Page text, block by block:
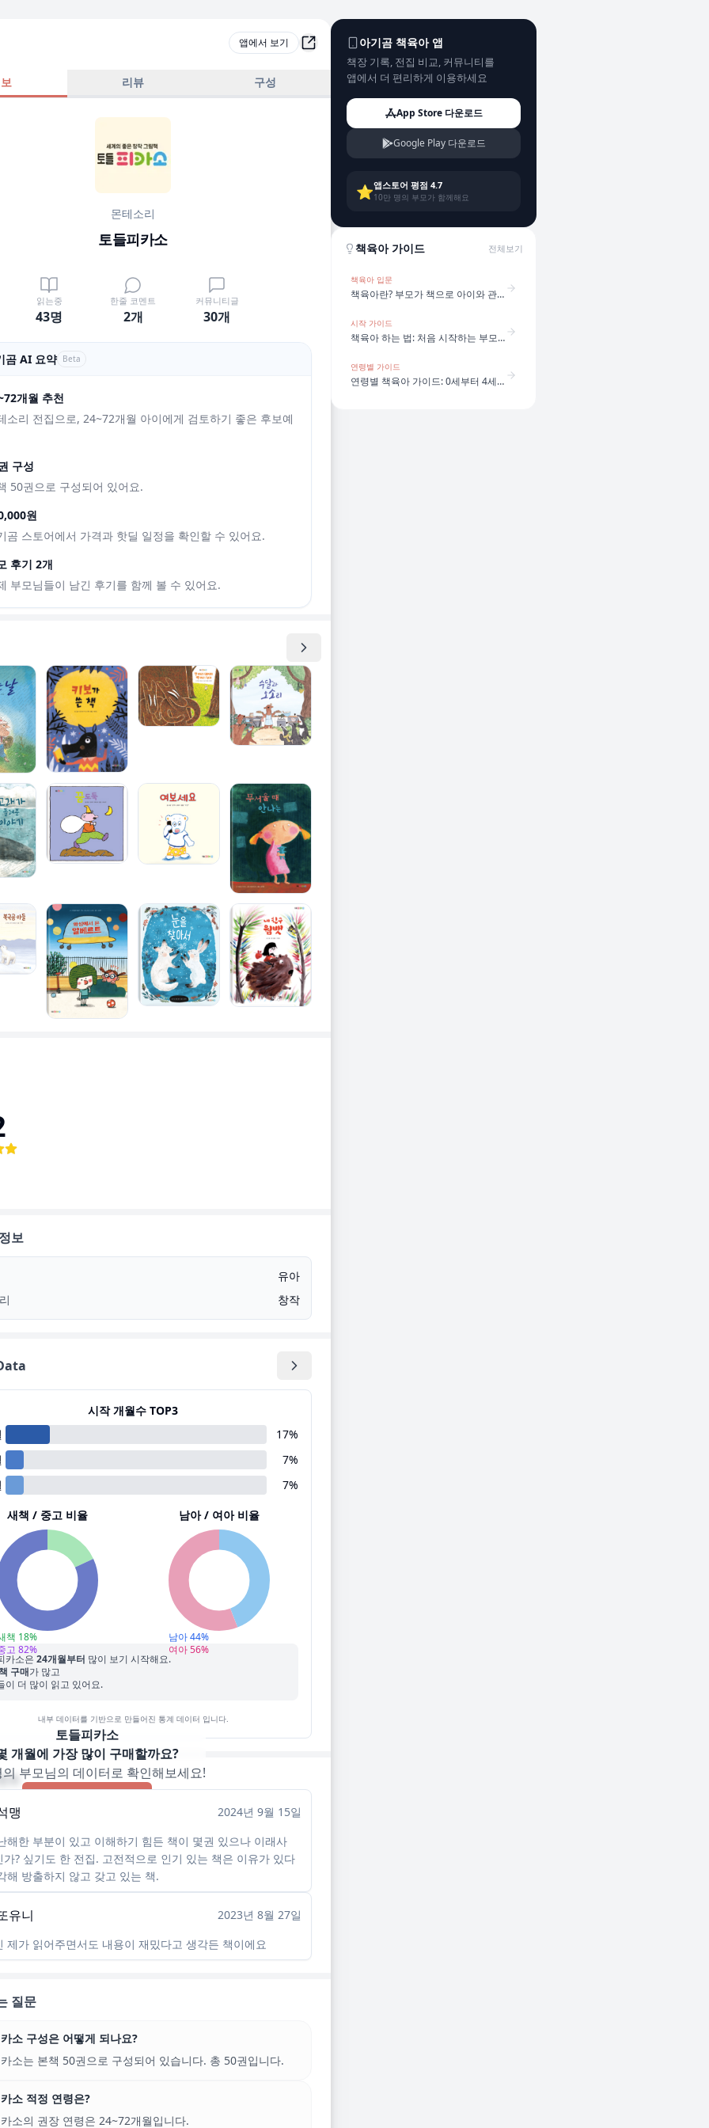
앱에서 보기
리뷰 구성
몬테소리
토들피카소
읽는중
43명
한줄 코멘트
2개
커뮤니티글
30개
곰 AI 요약 Beta
개월 추천
소리 전집으로, 24~72개월 아이에게 검토하기 좋은 후보예
구성
50권으로 구성되어 있어요.
원
곰 스토어에서 가격과 핫딜 일정을 확인할 수 있어요.
후기 2개
부모님들이 남긴 후기를 함께 볼 수 있어요.
보
유아
창작
시작 개월수 TOP3
17%
7%
7%
새책 / 중고 비율
책 18%
고 82%
남아 / 여아 비율
남아 44%
여아 56%
카소은 24개월부터 많이 보기 시작해요.
구매가 많고
이 더 많이 읽고 있어요.
내부 데이터를 기반으로 만들어진 통계 데이터 입니다.
토들피카소
개월에 가장 많이 구매할까요?
부모님의 데이터로 확인해보세요!
트
맹
2024년 9월 15일
해한 부분이 있고 이해하기 힘든 책이 몇권 있으나 이래사
가? 싶기도 한 전집. 고전적으로 인기 있는 책은 이유가 있다
해 방출하지 않고 갖고 있는 책.
유니
2023년 8월 27일
제가 읽어주면서도 내용이 재밌다고 생각든 책이에요
질문
소 구성은 어떻게 되나요?
소는 본책 50권으로 구성되어 있습니다. 총 50권입니다.
소 적정 연령은?
소의 권장 연령은 24~72개월입니다.
아기곰 책육아 앱
책장 기록, 전집 비교, 커뮤니티를
앱에서 더 편리하게 이용하세요
App Store 다운로드
Google Play 다운로드
⭐앱스토어 평점 4.7
10만 명의 부모가 함께해요
책육아 가이드 전체보기
책육아 입문
책육아란? 부모가 책으로 아이와 관계를 만드는 방법
시작 가이드
책육아 하는 법: 처음 시작하는 부모를 위한 5단계
연령별 가이드
연령별 책육아 가이드: 0세부터 4세까지 어떻게 다를까?